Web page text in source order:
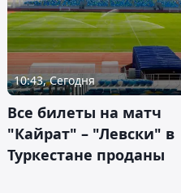
10:43, Сегодня
Все билеты на матч
"Кайрат" – "Левски" в
Туркестане проданы